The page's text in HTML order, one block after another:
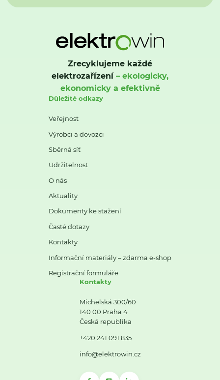
Zrecyklujeme každé
elektrozařízení– ekologicky,
ekonomicky a efektivně
Důležité odkazy
Veřejnost
Výrobci a dovozci
Sběrná síť
Udržitelnost
O nás
Aktuality
Dokumenty ke stažení
Časté dotazy
Kontakty
Informační materiály – zdarma e-shop
Registrační formuláře
Kontakty
Michelská 300/60
140 00 Praha 4
Česká republika
+420 241 091 835
info@elektrowin.cz